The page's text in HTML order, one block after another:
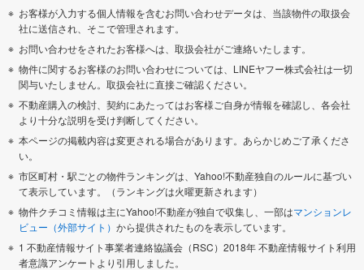
お客様が入力する個人情報を含むお問い合わせデータは、当該物件の取扱会
社に送信され、そこで管理されます。
お問い合わせをされたお客様へは、取扱会社がご連絡いたします。
物件に関するお客様のお問い合わせについては、LINEヤフー株式会社は一切
関与いたしません。取扱会社に直接ご確認ください。
不動産購入の検討、契約にあたってはお客様ご自身が情報を確認し、各会社
より十分な説明を受け判断してください。
本ページの掲載内容は変更される場合があります。あらかじめご了承くださ
い。
市区町村・駅ごとの物件ランキングは、Yahoo!不動産独自のルールに基づい
て表示しています。（ランキングは火曜更新されます）
物件クチコミ情報は主にYahoo!不動産が独自で収集し、一部はマンションレ
ビュー（外部サイト） から提供されたものを表示しています。
1 不動産情報サイト事業者連絡協議会（RSC）2018年 不動産情報サイト利用
者意識アンケートより引用しました。